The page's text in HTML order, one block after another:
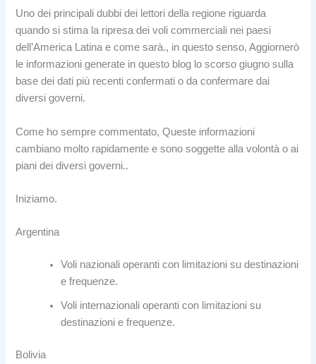
Uno dei principali dubbi dei lettori della regione riguarda
quando si stima la ripresa dei voli commerciali nei paesi
dell’America Latina e come sarà., in questo senso, Aggiornerò
le informazioni generate in questo blog lo scorso giugno sulla
base dei dati più recenti confermati o da confermare dai
diversi governi.
Come ho sempre commentato, Queste informazioni
cambiano molto rapidamente e sono soggette alla volontà o ai
piani dei diversi governi..
Iniziamo.
Argentina
Voli nazionali operanti con limitazioni su destinazioni
e frequenze.
Voli internazionali operanti con limitazioni su
destinazioni e frequenze.
Bolivia